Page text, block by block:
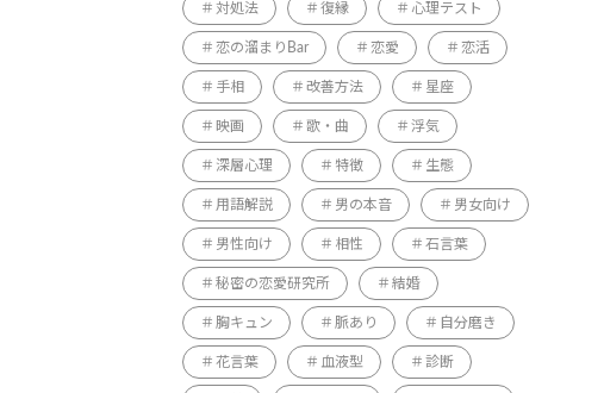
対処法 復縁 心理テスト
恋の溜まりBar 恋愛 恋活
手相 改善方法 星座
映画 歌・曲 浮気
深層心理 特徴 生態
用語解説 男の本音 男女向け
男性向け 相性 石言葉
秘密の恋愛研究所 結婚
胸キュン 脈あり 自分磨き
花言葉 血液型 診断